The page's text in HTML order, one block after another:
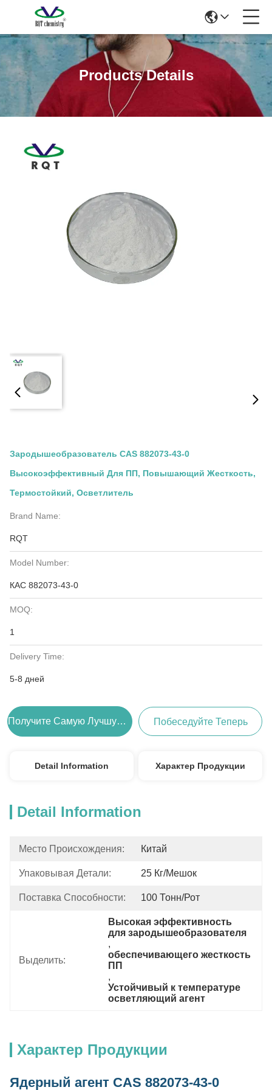
Products Details
Зародышеобразователь CAS 882073-43-0
Высокоэффективный Для ПП, Повышающий Жесткость,
Термостойкий, Осветлитель
Brand Name:
RQT
Model Number:
КАС 882073-43-0
MOQ:
1
Delivery Time:
5-8 дней
Получите Самую Лучшую Цену Побеседуйте Теперь
Detail Information Характер Продукции
Detail Information
Место Происхождения: Китай
Упаковывая Детали: 25 Кг/мешок
Поставка Способности: 100 Тонн/рот
Выделить:
Высокая эффективность
для зародышеобразователя
,
обеспечивающего жесткость
ПП
,
Устойчивый к температуре
осветляющий агент
Характер Продукции
Ядерный агент CAS 882073-43-0